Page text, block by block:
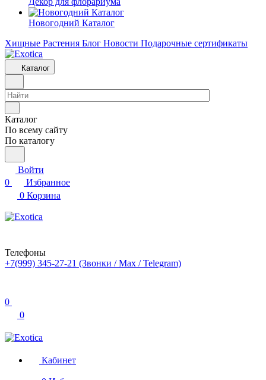
Новогодний Каталог
Хищные Растения Блог Новости Подарочные сертификаты
Каталог
Каталог
По всему сайту
По каталогу
Войти
0
Избранное
0 Корзина
Телефоны
+7(999) 345-27-21 (Звонки / Max / Telegram)
0
0
Кабинет